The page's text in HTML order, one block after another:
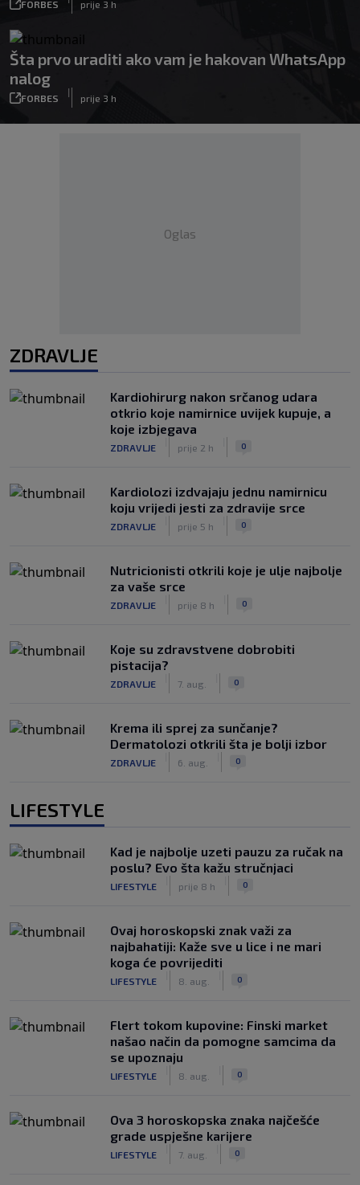
FORBES prije 3 h
Šta prvo uraditi ako vam je hakovan WhatsApp
nalog
FORBES
|
prije 3 h
Oglas
ZDRAVLJE
Kardiohirurg nakon srčanog udara
otkrio koje namirnice uvijek kupuje, a
koje izbjegava
ZDRAVLJE prije 2 h 0
Kardiolozi izdvajaju jednu namirnicu
koju vrijedi jesti za zdravije srce
ZDRAVLJE prije 5 h 0
Nutricionisti otkrili koje je ulje najbolje
za vaše srce
ZDRAVLJE prije 8 h 0
Koje su zdravstvene dobrobiti
pistacija?
ZDRAVLJE 7. aug. 0
Krema ili sprej za sunčanje?
Dermatolozi otkrili šta je bolji izbor
ZDRAVLJE 6. aug. 0
LIFESTYLE
Kad je najbolje uzeti pauzu za ručak na
poslu? Evo šta kažu stručnjaci
LIFESTYLE prije 8 h 0
Ovaj horoskopski znak važi za
najbahatiji: Kaže sve u lice i ne mari
koga će povrijediti
LIFESTYLE 8. aug. 0
Flert tokom kupovine: Finski market
našao način da pomogne samcima da
se upoznaju
LIFESTYLE 8. aug. 0
Ova 3 horoskopska znaka najčešće
grade uspješne karijere
LIFESTYLE 7. aug. 0